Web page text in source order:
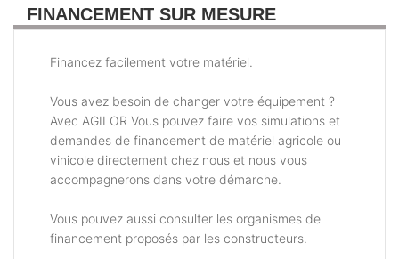
FINANCEMENT SUR MESURE
Financez facilement votre matériel.
Vous avez besoin de changer votre équipement ?
Avec AGILOR Vous pouvez faire vos simulations et
demandes de financement de matériel agricole ou
vinicole directement chez nous et nous vous
accompagnerons dans votre démarche.
Vous pouvez aussi consulter les organismes de
financement proposés par les constructeurs.